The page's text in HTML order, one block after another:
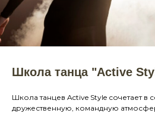
Школа танца "Active
Школа танцев Active Style сочетает в
дружественную, командную